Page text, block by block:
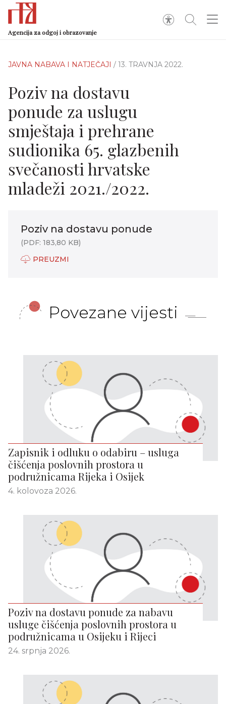
Agencija za odgoj i obrazovanje
JAVNA NABAVA I NATJEČAJI / 13. TRAVNJA 2022.
Poziv na dostavu
ponude za uslugu
smještaja i prehrane
sudionika 65. glazbenih
svečanosti hrvatske
mladeži 2021./2022.
Poziv na dostavu ponude
(PDF: 183,80 KB)
PREUZMI
Povezane vijesti
Zapisnik i odluku o odabiru – usluga
čišćenja poslovnih prostora u
podružnicama Rijeka i Osijek
4. kolovoza 2026.
Poziv na dostavu ponude za nabavu
usluge čišćenja poslovnih prostora u
podružnicama u Osijeku i Rijeci
24. srpnja 2026.